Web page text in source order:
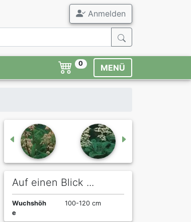
Anmelden
0 MENÜ
Auf einen Blick ...
Wuchshöh
e
100-120 cm